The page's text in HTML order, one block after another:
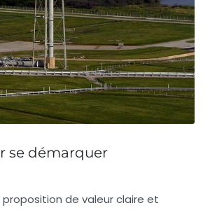
se démarquer
de valeur claire et